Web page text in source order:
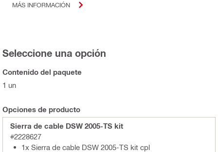
MÁS INFORMACIÓN
Seleccione una opción
Contenido del paquete
1 un
Opciones de producto
Sierra de cable DSW 2005-TS kit
#2228627
1x Sierra de cable DSW 2005-TS kit cpl